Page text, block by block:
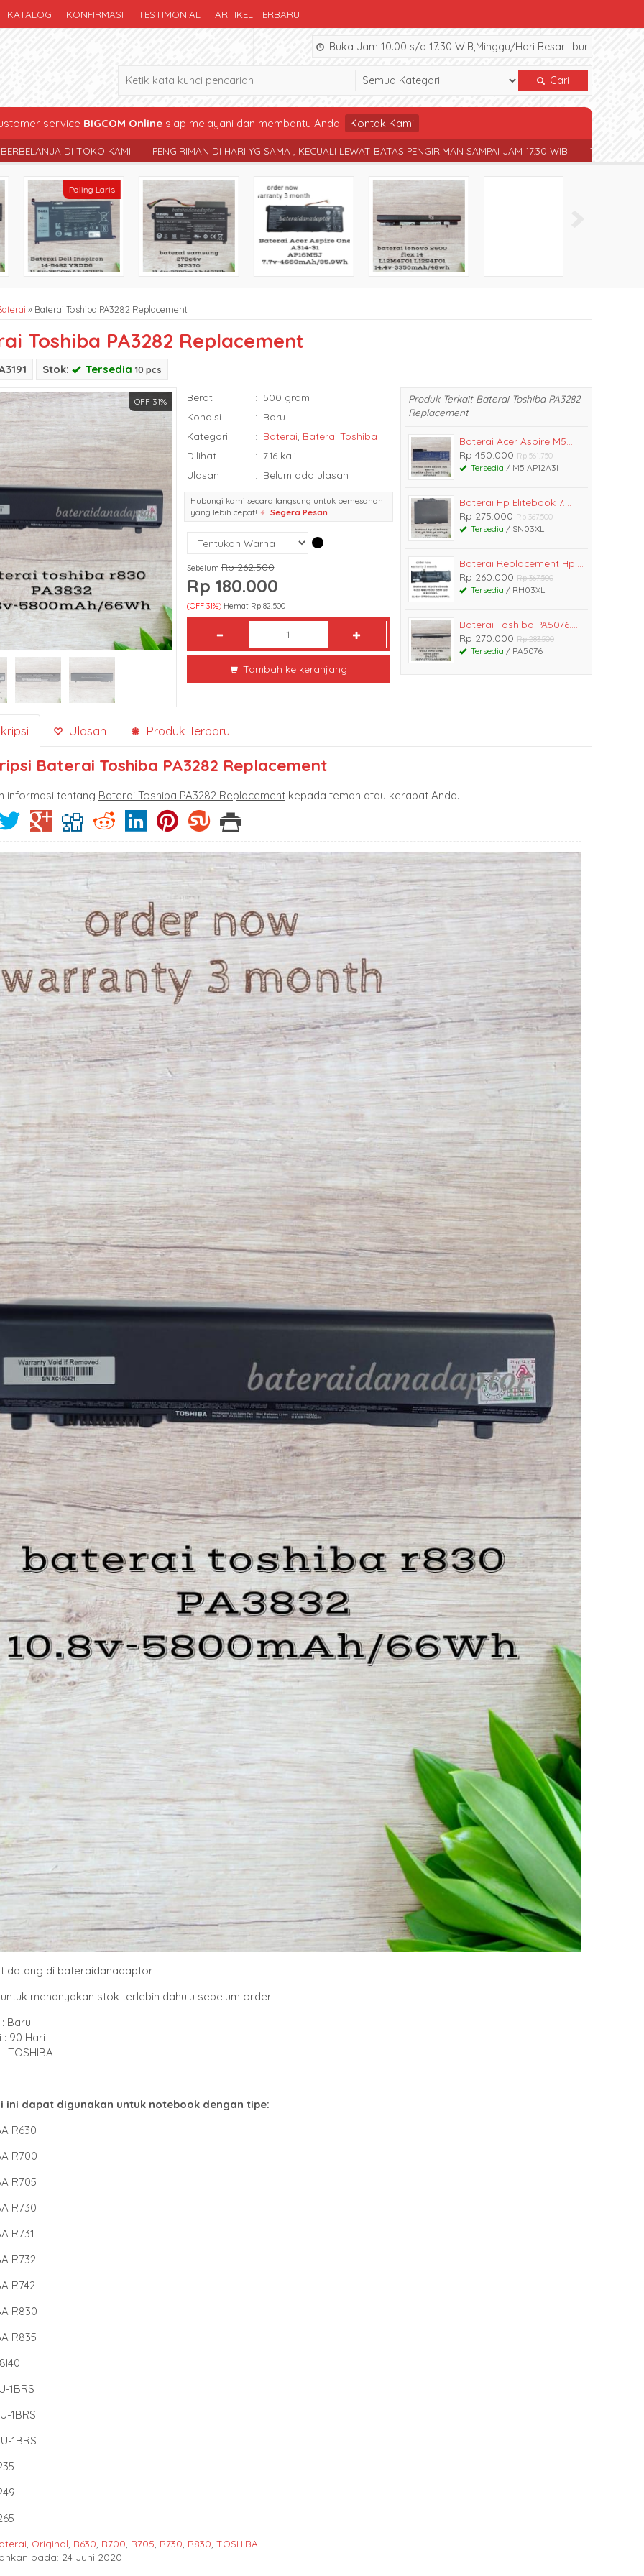
KATALOG KONFIRMASI TESTIMONIAL ARTIKEL TERBARU
Buka Jam 10.00 s/d 17.30 WIB,Minggu/Hari Besar libur
Cari
service BIGCOM Onlinesiap melayani dan membantu Anda. Kontak Kami
PENGIRIMAN DI HARI YG SAMA , KECUALI LEWAT BATAS PENGIRIMAN SAMPAI JAM 17.30 WIB TERSEDIA SPAREPART NOTEBOOK
Paling Laris
» Baterai Toshiba PA3282 Replacement
Toshiba PA3282 Replacement
Stok: Tersedia 10 pcs
OFF 31% Berat : 500 gram
Kondisi
: Baru
Kategori
: Baterai Baterai Toshiba
Dilihat
: 716 kali
Ulasan
: Belum ada ulasan
Hubungi kami secara langsung untuk pemesanan
yang lebih cepat!
Segera Pesan
SebelumRp 262.500
Rp 180.000
(OFF 31%)Hemat Rp 82.500
Tambah ke keranjang
Produk Terkait Baterai Toshiba PA3282
Replacement
Baterai Acer Aspire M5....
Rp 450.000 Rp 561.750
Tersedia / M5 AP12A3I
Baterai Hp Elitebook 7....
Rp 275.000 Rp 367.500
Tersedia / SN03XL
Baterai Replacement Hp....
Rp 260.000 Rp 367.500
Tersedia / RH03XL
Baterai Toshiba PA5076....
Rp 270.000 Rp 283.500
Tersedia / PA5076
Ulasan Produk Terbaru
Baterai Toshiba PA3282 Replacement
informasi tentang Baterai Toshiba PA3282 Replacement kepada teman atau kerabat Anda.
datang di bateraidanadaptor
menanyakan stok terlebih dahulu sebelum order
Baru
: 90 Hari
ini dapat digunakan untuk notebook dengan tipe:
R630
R700
R705
R730
R731
R732
R742
R830
R835
1BRS
1BRS
1BRS
Original R630 R700 R705 R730 R830 TOSHIBA
pada: 24 Juni 2020
(Lampung)
pertama belanja via
mana baterai yang
ketemunya di
Tidak salah pilih
yang dijual berkualitas
mau cari sparepart
kesini aja deh.smoga
pembelinya .Terima